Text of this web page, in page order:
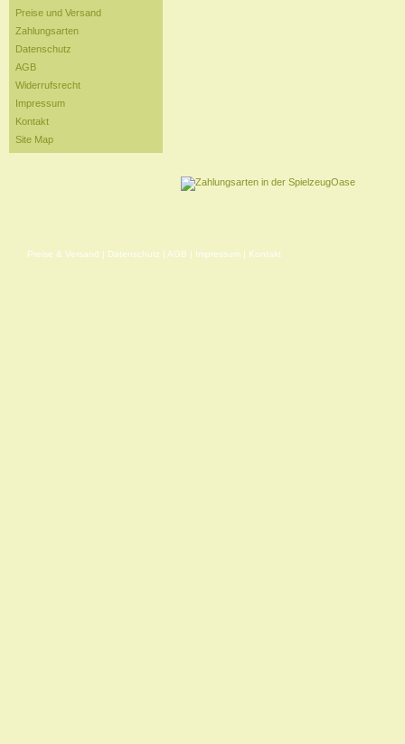
Preise und Versand
Zahlungsarten
Datenschutz
AGB
Widerrufsrecht
Impressum
Kontakt
Site Map
Preise & Versand | Datenschutz | AGB | Impressum | Kontakt